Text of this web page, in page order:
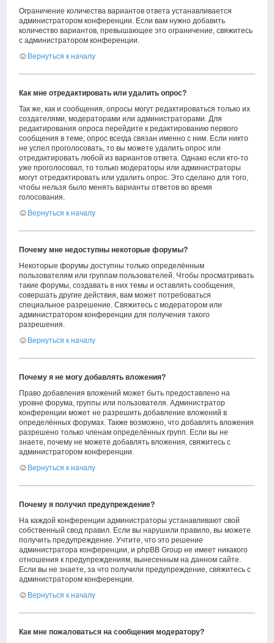
Ограничение количества вариантов ответа устанавливается
администратором конференции. Если вам нужно добавить
количество вариантов, превышающее это ограничение, свяжитесь
с администратором конференции.
Вернуться к началу
Как мне отредактировать или удалить опрос?
Так же, как и сообщения, опросы могут редактироваться только их
создателями, модераторами или администраторами. Для
редактирования опроса перейдите к редактированию первого
сообщения в теме; опрос всегда связан именно с ним. Если никто
не успел проголосовать, то вы можете удалить опрос или
отредактировать любой из вариантов ответа. Однако если кто-то
уже проголосовал, то только модераторы или администраторы
могут отредактировать или удалить опрос. Это сделано для того,
чтобы нельзя было менять варианты ответов во время
голосования.
Вернуться к началу
Почему мне недоступны некоторые форумы?
Некоторые форумы доступны только определённым
пользователям или группам пользователей. Чтобы просматривать
такие форумы, создавать в них темы и оставлять сообщения,
совершать другие действия, вам может потребоваться
специальное разрешение. Свяжитесь с модератором или
администратором конференции для получения такого
разрешения.
Вернуться к началу
Почему я не могу добавлять вложения?
Право добавления вложений может быть предоставлено на
уровне форума, группы или пользователя. Администратор
конференции может не разрешить добавление вложений в
определённых форумах. Также возможно, что добавлять вложения
разрешено только членам определённых групп. Если вы не
знаете, почему не можете добавлять вложения, свяжитесь с
администратором конференции.
Вернуться к началу
Почему я получил предупреждение?
На каждой конференции администраторы устанавливают свой
собственный свод правил. Если вы нарушили правило, вы можете
получить предупреждение. Учтите, что это решение
администратора конференции, и phpBB Group не имеет никакого
отношения к предупреждениям, вынесенным на данном сайте.
Если вы не знаете, за что получили предупреждение, свяжитесь с
администратором конференции.
Вернуться к началу
Как мне пожаловаться на сообщения модератору?